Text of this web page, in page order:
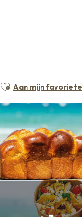
Ajouter aux favoris
Aan mijn